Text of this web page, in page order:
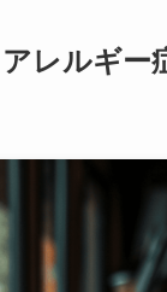
レルギー